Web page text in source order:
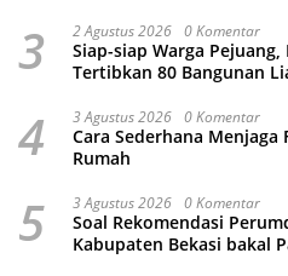
3 2 Agustus 2026 0 Komentar
Siap-siap Warga
Tertibkan 80 Bangunan
4 3 Agustus 2026 0 Komentar
Cara Sederhana Menjaga
Rumah
5 3 Agustus 2026 0 Komentar
Soal Rekomendasi
Kabupaten Bekasi bakal